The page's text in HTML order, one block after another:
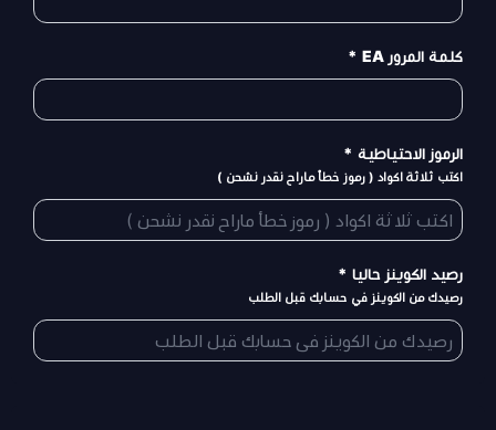
كلمة المرور EA *
الرموز الاحتياطية *
اكتب ثلاثة اكواد ( رموز خطأ ماراح نقدر نشحن )
رصيد الكوينز حاليا *
رصيدك من الكوينز في حسابك قبل الطلب